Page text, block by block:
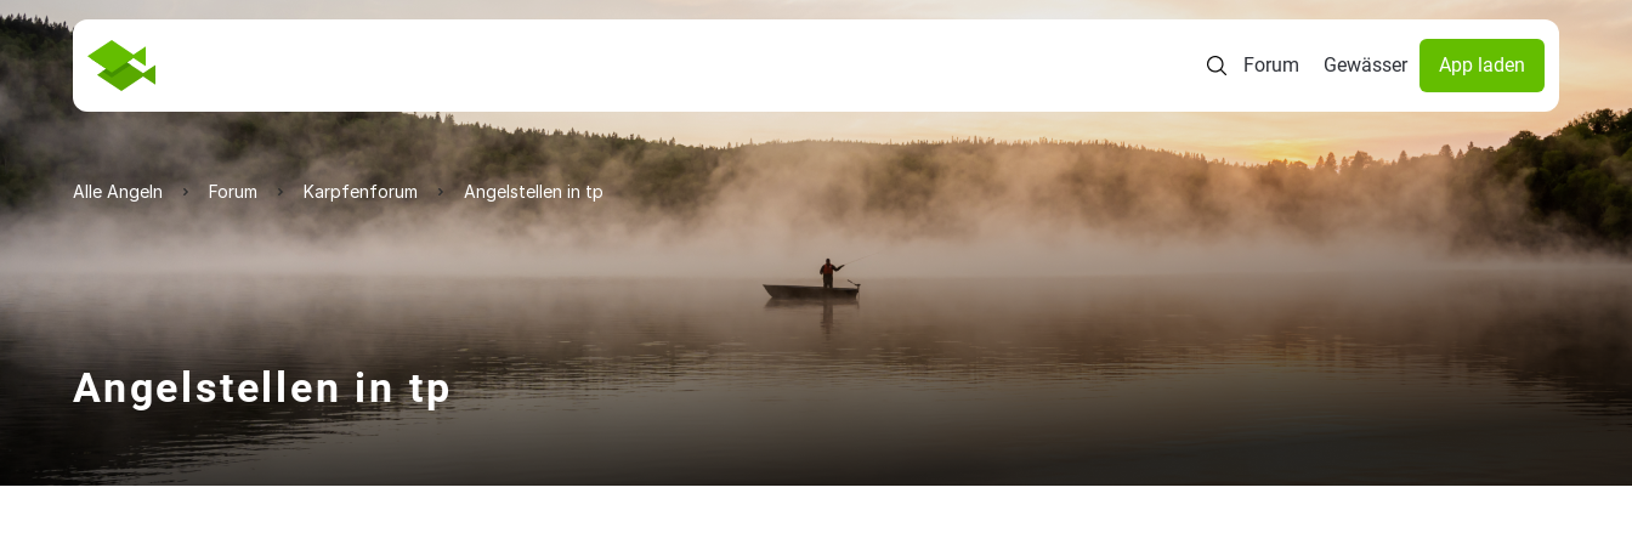
Forum Gewässer App laden
Alle Angeln Forum Karpfenforum Angelstellen in tp
Angelstellen in tp